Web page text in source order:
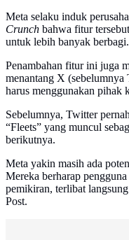
Meta selaku induk
Crunch bahwa fitur
untuk lebih banyak berbagi.
Penambahan fitur ini juga
menantang X
harus menggunakan pihak
Sebelumnya, Twitter
“Fleets” yang muncul
berikutnya.
Meta yakin masih ada
Mereka berharap
pemikiran, terlibat
Post.